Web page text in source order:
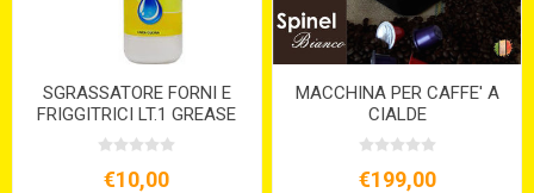
SGRASSATORE FORNI E
FRIGGITRICI LT.1 GREASE
€10,00
MACCHINA PER CAFFE' A
CIALDE
€199,00